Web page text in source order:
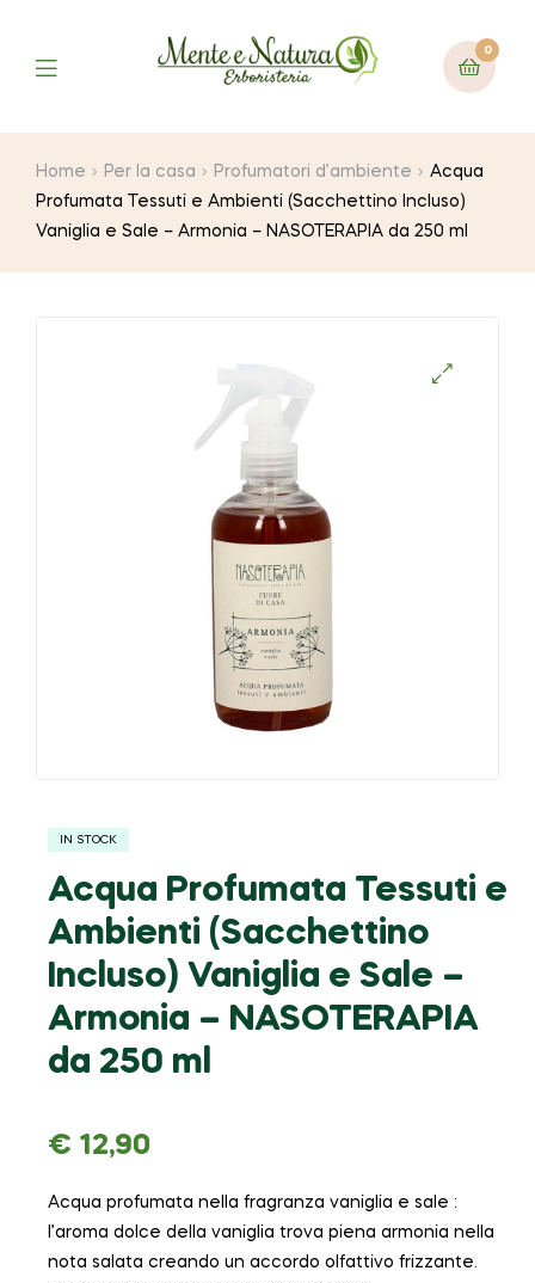
0
Home Per la casa Profumatori d’ambiente
Acqua
Profumata Tessuti e Ambienti (Sacchettino Incluso)
Vaniglia e Sale – Armonia – NASOTERAPIA da 250 ml
IN STOCK
Acqua Profumata Tessuti e
Ambienti (Sacchettino
Incluso) Vaniglia e Sale –
Armonia – NASOTERAPIA
da 250 ml
€ 12,90
Acqua profumata nella fragranza vaniglia e sale :
l’aroma dolce della vaniglia trova piena armonia nella
nota salata creando un accordo olfattivo frizzante.